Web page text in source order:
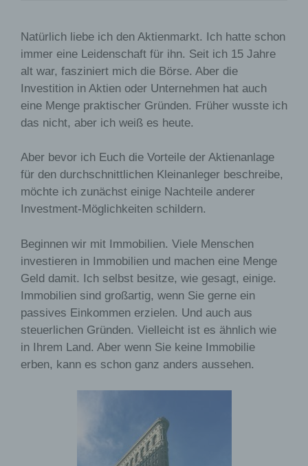
Natürlich liebe ich den Aktienmarkt. Ich hatte schon
immer eine Leidenschaft für ihn. Seit ich 15 Jahre
alt war, fasziniert mich die Börse. Aber die
Investition in Aktien oder Unternehmen hat auch
eine Menge praktischer Gründen. Früher wusste ich
das nicht, aber ich weiß es heute.
Aber bevor ich Euch die Vorteile der Aktienanlage
für den durchschnittlichen Kleinanleger beschreibe,
möchte ich zunächst einige Nachteile anderer
Investment-Möglichkeiten schildern.
Beginnen wir mit Immobilien. Viele Menschen
investieren in Immobilien und machen eine Menge
Geld damit. Ich selbst besitze, wie gesagt, einige.
Immobilien sind großartig, wenn Sie gerne ein
passives Einkommen erzielen. Und auch aus
steuerlichen Gründen. Vielleicht ist es ähnlich wie
in Ihrem Land. Aber wenn Sie keine Immobilie
erben, kann es schon ganz anders aussehen.